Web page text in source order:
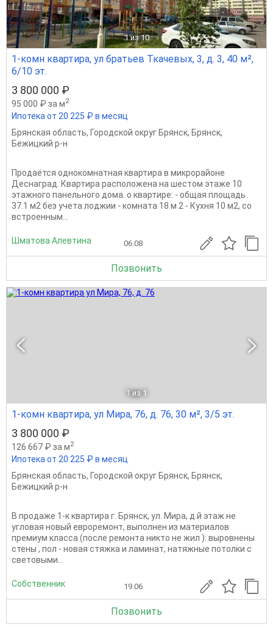
1 из 10
1-комн квартира, ул братьев Ткачевых, 3, д. 3, 40 м²,
6/10 эт.
3 800 000 ₽
95 000 ₽ за м2
Ипотека от 20 225 ₽ в месяц
Брянская область, Городской округ Брянск, Брянск,
Бежицкий р-н
Продаётся однокомнатная квартира в микрорайоне
Деснаград. Квартира расположена на шестом этаже 10
этажного панельного дома. о квартире: - общая площадь
37.1 м2 без учета лоджии - комната 18 м 2 - Кухня 10 м2, со
встроенным...
Шматова Алевтина 06.08
Позвонить
1 из 1
1-комн квартира, ул Мира, 76, д. 76, 30 м², 3/5 эт.
3 800 000 ₽
126 667 ₽ за м2
Ипотека от 20 225 ₽ в месяц
Брянская область, Городской округ Брянск, Брянск,
Бежицкий р-н
В продаже 1-к квартира г. Брянск, ул. Мира, д.й этаж не
угловая новый евроремонт, выполнен из материалов
премиум класса (после ремонта никто не жил ): выровнены
стены , пол - новая стяжка и ламинат, натяжные потолки с
световыми...
Собственник 19.06
Позвонить